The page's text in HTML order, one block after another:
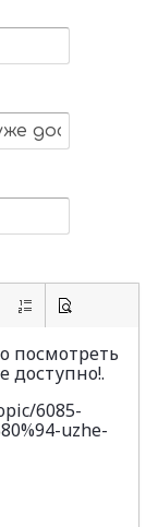
посмотреть
доступно!.
6085-
uzhe-